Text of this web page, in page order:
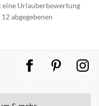
eine Urlauberbewertung
abgegebenen